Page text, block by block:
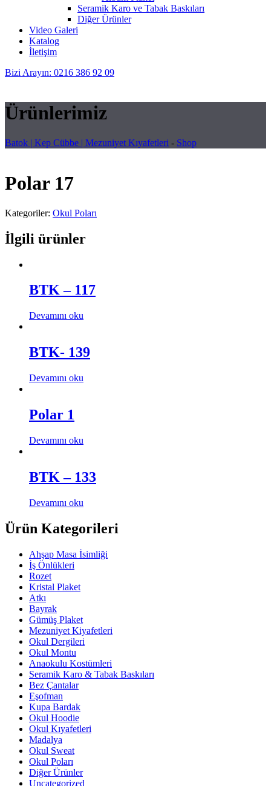
Seramik Karo ve Tabak Baskıları
Diğer Ürünler
Video Galeri
Katalog
İletişim
Bizi Arayın: 0216 386 92 09
Ürünlerimiz
Batok | Kep Cübbe | Mezuniyet Kıyafetleri - Shop
Polar 17
Kategoriler: Okul Poları
İlgili ürünler
BTK – 117
Devamını oku
BTK- 139
Devamını oku
Polar 1
Devamını oku
BTK – 133
Devamını oku
Ürün Kategorileri
Ahşap Masa İsimliği
İş Önlükleri
Rozet
Kristal Plaket
Atkı
Bayrak
Gümüş Plaket
Mezuniyet Kiyafetleri
Okul Dergileri
Okul Montu
Anaokulu Kostümleri
Seramik Karo & Tabak Baskıları
Bez Çantalar
Eşofman
Kupa Bardak
Okul Hoodie
Okul Kıyafetleri
Madalya
Okul Sweat
Okul Poları
Diğer Ürünler
Uncategorized